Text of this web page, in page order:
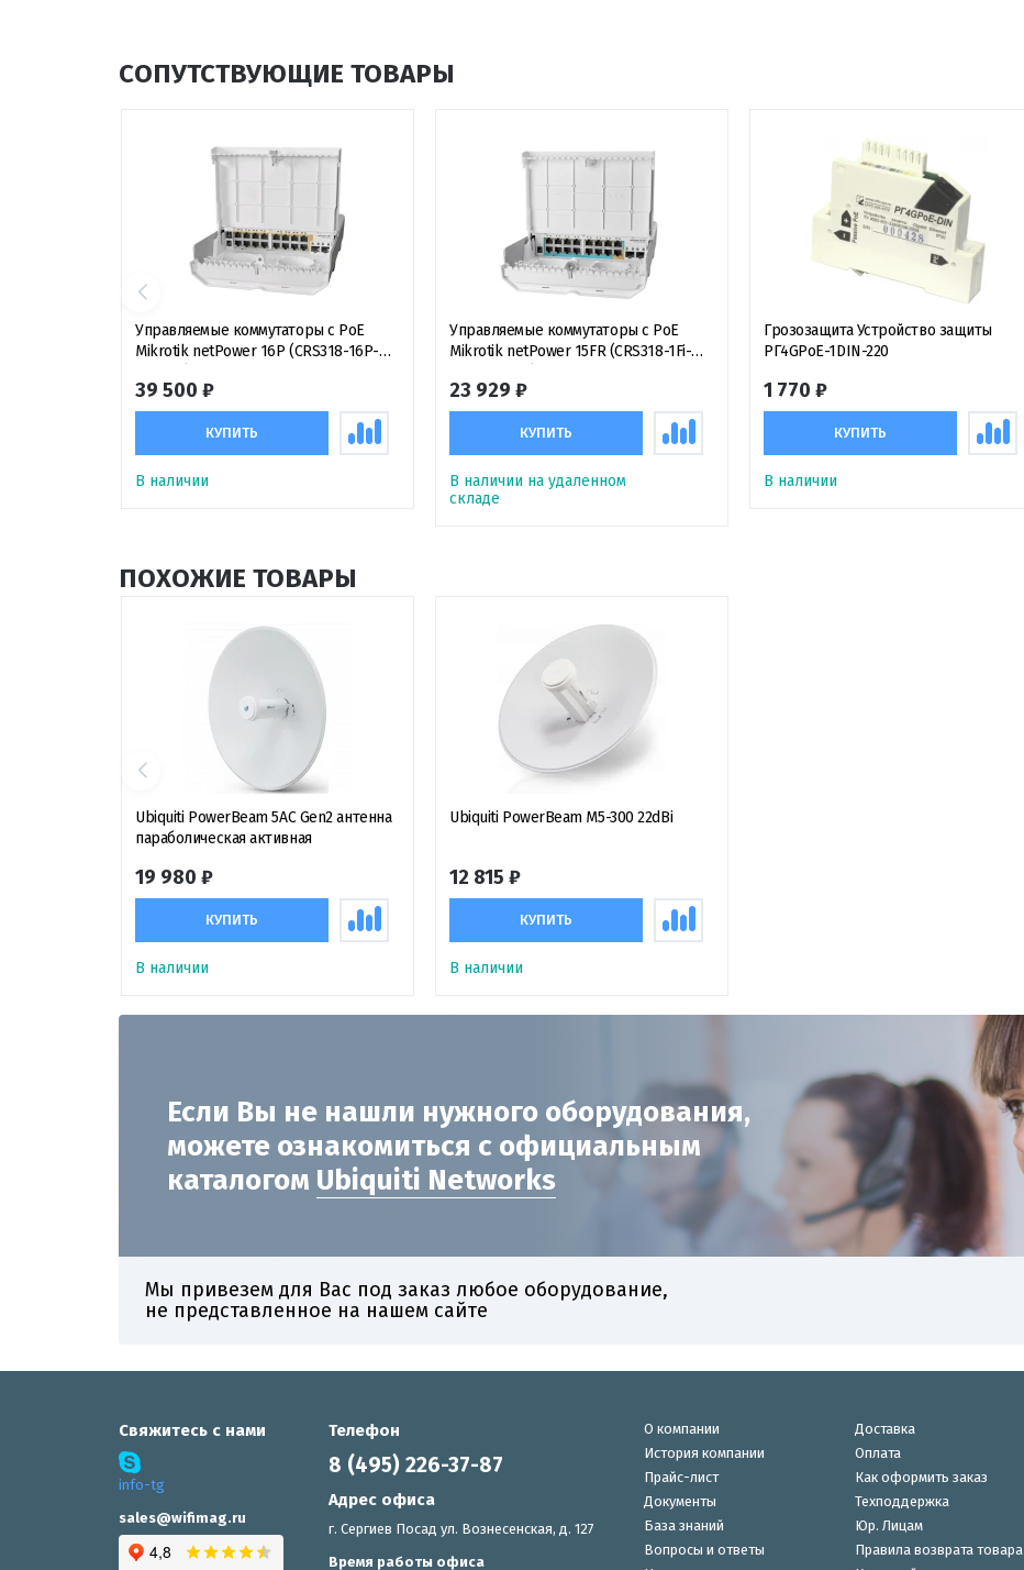
СОПУТСТВУЮЩИЕ ТОВАРЫ
Управляемые коммутаторы с PoE
Mikrotik netPower 16P (CRS318-16P-
39 500 ₽
КУПИТЬ
В наличии
Управляемые коммутаторы с PoE
Mikrotik netPower 15FR (CRS318-1Fi-
PoE-подключением коммутатор
23 929 ₽
КУПИТЬ
В наличии на удаленном
складе
Грозозащита Устройство защиты
РГ4GPoE-1DIN-220
1 770 ₽
КУПИТЬ
В наличии
ПОХОЖИЕ ТОВАРЫ
Ubiquiti PowerBeam 5AC Gen2 антенна
параболическая активная
19 980 ₽
КУПИТЬ
В наличии
Ubiquiti PowerBeam M5-300 22dBi
12 815 ₽
КУПИТЬ
В наличии
Если Вы не нашли нужного оборудования,
можете ознакомиться с официальным
каталогом Ubiquiti Networks
Мы привезем для Вас под заказ любое оборудование,
не представленное на нашем сайте
Свяжитесь с нами
info-tg
sales@wifimag.ru
Телефон
8 (495) 226-37-87
Адрес офиса
г. Сергиев Посад ул. Вознесенская, д. 127
Время работы офиса
О компании
История компании
Прайс-лист
Документы
База знаний
Вопросы и ответы
Доставка
Оплата
Как оформить заказ
Техподдержка
Юр. Лицам
Правила возврата товара